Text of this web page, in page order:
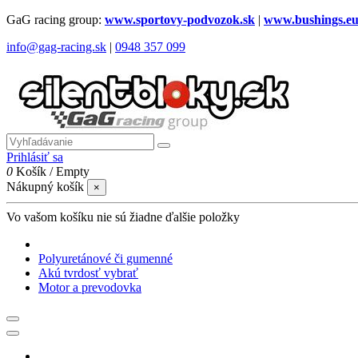
GaG racing group: www.sportovy-podvozok.sk | www.bushings.eu
info@gag-racing.sk | 0948 357 099
Prihlásiť sa
0 Košík /Empty
Nákupný košík
×
Vo vašom košíku nie sú žiadne ďalšie položky
Polyuretánové či gumenné
Akú tvrdosť vybrať
Motor a prevodovka